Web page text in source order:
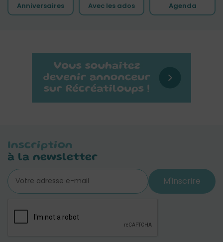
Anniversaires Avec les ados Agenda
Inscription
à la newsletter
M'inscrire